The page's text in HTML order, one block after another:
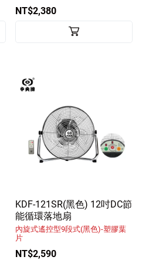
NT$2,380
KDF-121SR(黑色) 12吋DC節
能循環落地扇
內旋式遙控型9段式(黑色)-塑膠葉
片
NT$2,590